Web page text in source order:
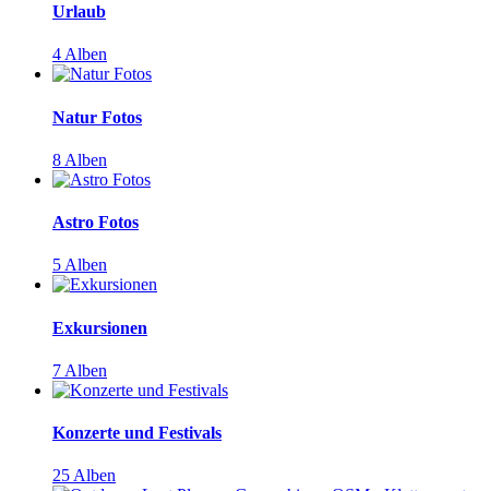
Urlaub
4 Alben
Natur Fotos
8 Alben
Astro Fotos
5 Alben
Exkursionen
7 Alben
Konzerte und Festivals
25 Alben